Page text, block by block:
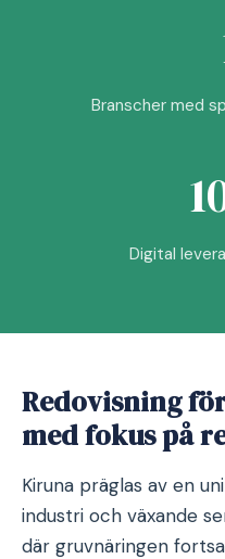
Branscher med
Digital
Redovisning
med fokus på
Kiruna präglas av en
industri och växande
där gruvnäringen